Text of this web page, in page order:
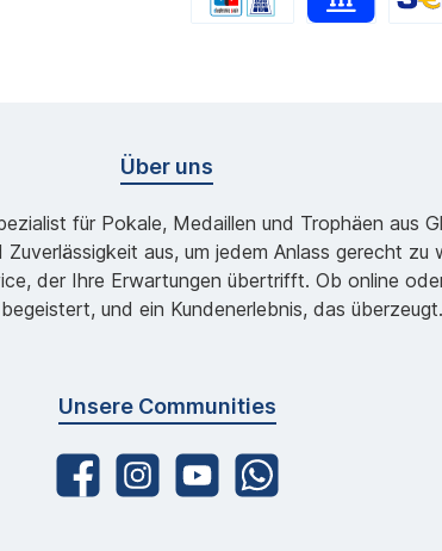
Über uns
für Pokale, Medaillen und Trophäen aus
aus, um jedem Anlass gerecht
der Ihre Erwartungen übertrifft. Ob online
und ein Kundenerlebnis, das überzeugt.
Unsere Communities